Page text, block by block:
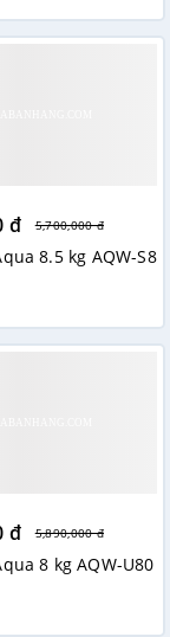
đ 5,700,000 đ
8.5 kg AQW-S8
đ 5,890,000 đ
8 kg AQW-U80